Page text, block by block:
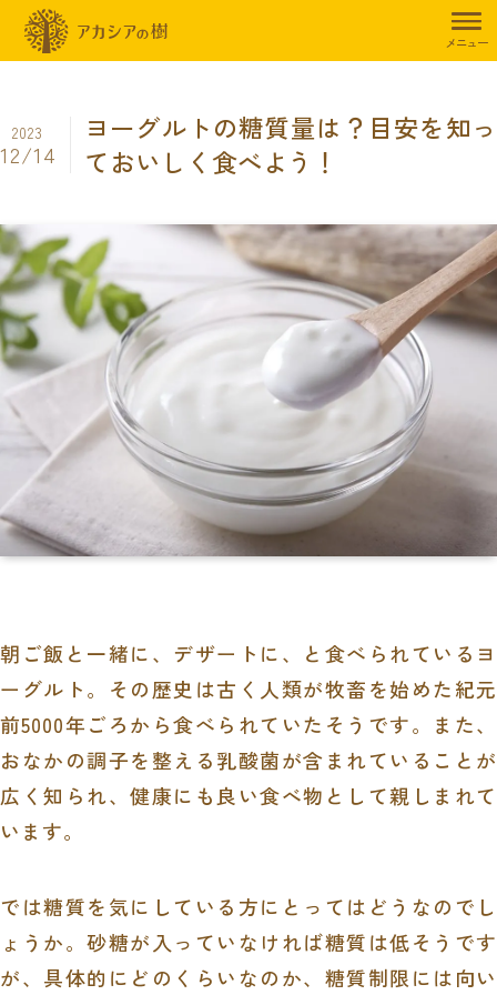
メニュー
トップページ 暮らしのお役立ち情報 ヨーグルトの
ヨーグルトの糖質量は？目安を知っ
ておいしく食べよう！
2023
12/14
朝ご飯と一緒に、デザートに、と食べられているヨ
ーグルト。その歴史は古く 人類が牧畜を始めた紀元
前5000年ごろから食べられていたそうです。また、
おなかの調子を整える乳酸菌が含まれていることが
広く知られ、健康にも良い食べ物として親しまれて
います。
では糖質を気にしている方にとってはどうなのでし
ょうか。砂糖が入っていなければ糖質は低そうです
が、具体的にどのくらいなのか、糖質制限には向い